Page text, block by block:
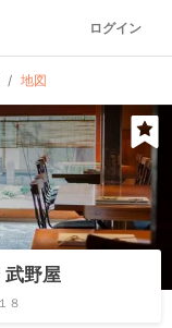
ログイン
地図
武野屋
８